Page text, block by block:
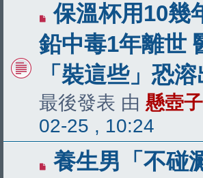
保溫杯用10幾
鉛中毒1年離世
「裝這些」恐
最後發表 由 懸壺子
02-25 , 10:24
養生男「不碰